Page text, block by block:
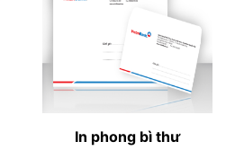
In phong bì thư